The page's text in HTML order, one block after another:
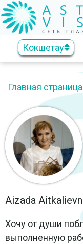
Кокшетау
Главная страница
Aizada
Хочу от души
выполненную